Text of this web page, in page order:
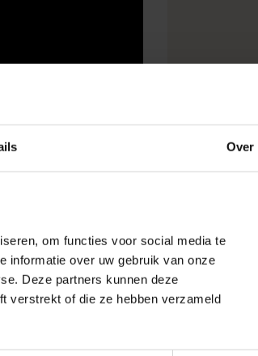
Over
om functies voor social media te
informatie over uw gebruik van onze
Deze partners kunnen deze
verstrekt of die ze hebben verzameld
het vervolgens in